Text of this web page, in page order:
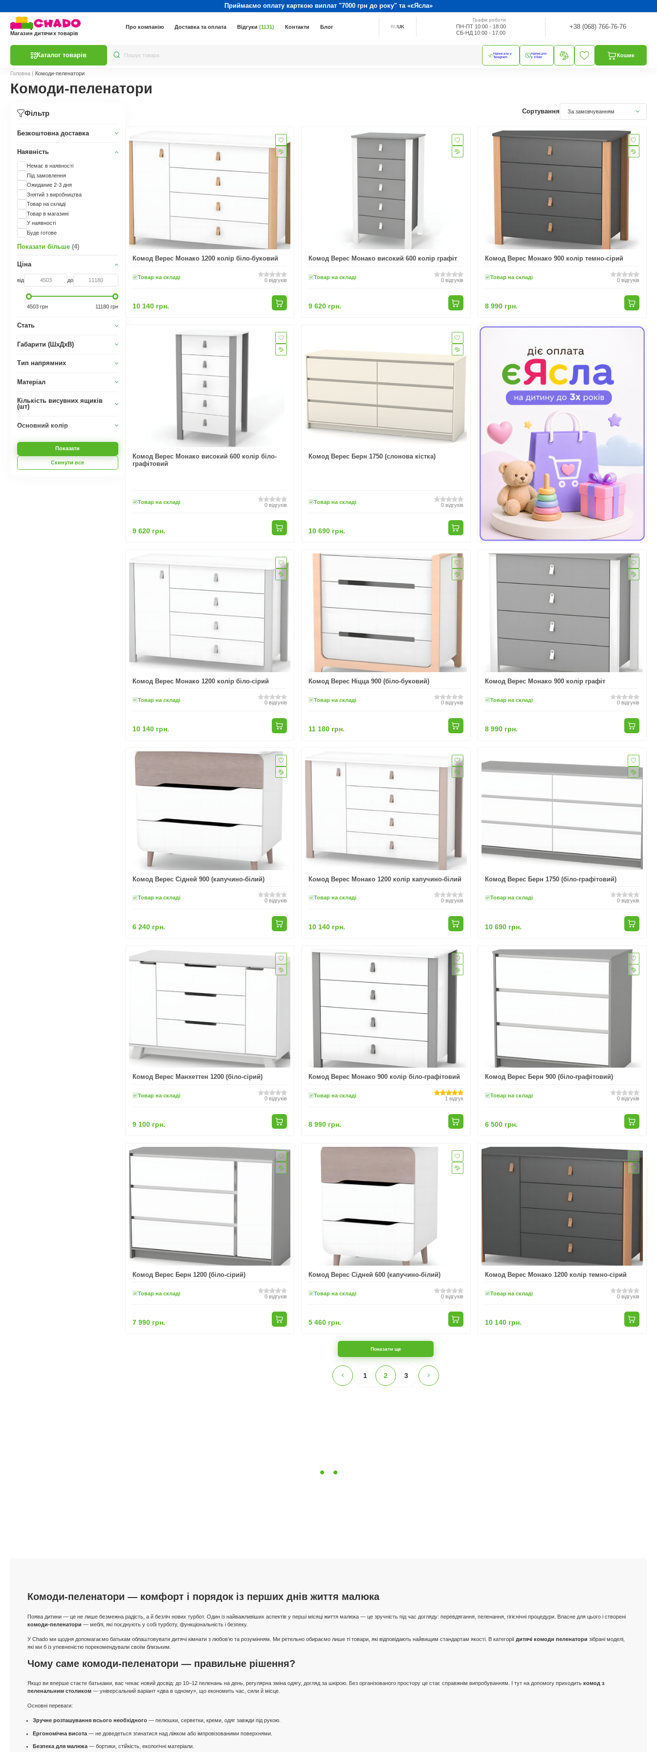
Приймаємо оплату карткою виплат "7000 грн до року" та «єЯсла»
Магазин дитячих товарів
Про компанію Доставка та оплата Відгуки(1131) Контакти Блог RUUK
Графік роботи
ПН-ПТ 10:00 - 18:00
СБ-НД 10:00 - 17:00
+38 (068) 766-76-76
Каталог товарів
Написати у
Telegram
Написати
у Viber
Кошик
Головна | Комоди-пеленатори
Комоди-пеленатори
Фільтр
Безкоштовна доставка
Наявність
Немає в наявності
Під замовлення
Ожидание 2-3 дня
Знятий з виробництва
Товар на складі
Товар в магазині
У наявності
Буде готове
Показати більше (4)
Ціна
від до
4503 грн 11180 грн
Стать
Габарити (ШxДхВ)
Тип напрямних
Матеріал
Кількість висувних ящиків
(шт)
Основний колір
Скинути все
Показати
Сортування За замовчуванням
Комод Верес Монако 1200 колір біло-буковий
Товар на складі 0 відгуків
10 140 грн.
Комод Верес Монако високий 600 колір графіт
Товар на складі 0 відгуків
9 620 грн.
Комод Верес Монако 900 колір темно-сірий
Товар на складі 0 відгуків
8 990 грн.
Комод Верес Монако високий 600 колір біло-
графітовий
Товар на складі 0 відгуків
9 620 грн.
Комод Верес Берн 1750 (слонова кістка)
Товар на складі 0 відгуків
10 690 грн.
Комод Верес Монако 1200 колір біло-сірий
Товар на складі 0 відгуків
10 140 грн.
Комод Верес Ніцца 900 (біло-буковий)
Товар на складі 0 відгуків
11 180 грн.
Комод Верес Монако 900 колір графіт
Товар на складі 0 відгуків
8 990 грн.
Комод Верес Сідней 900 (капучино-білий)
Товар на складі 0 відгуків
6 240 грн.
Комод Верес Монако 1200 колір капучино-білий
Товар на складі 0 відгуків
10 140 грн.
Комод Верес Берн 1750 (біло-графітовий)
Товар на складі 0 відгуків
10 690 грн.
Комод Верес Манхеттен 1200 (біло-сірий)
Товар на складі 0 відгуків
9 100 грн.
Комод Верес Монако 900 колір біло-графітовий
Товар на складі 1 відгук
8 990 грн.
Комод Верес Берн 900 (біло-графітовий)
Товар на складі 0 відгуків
6 500 грн.
Комод Верес Берн 1200 (біло-сірий)
Товар на складі 0 відгуків
7 990 грн.
Комод Верес Сідней 600 (капучино-білий)
Товар на складі 0 відгуків
5 460 грн.
Комод Верес Монако 1200 колір темно-сірий
Товар на складі 0 відгуків
10 140 грн.
Показати ще
1 2 3
Комоди-пеленатори — комфорт і порядок із перших днів життя малюка
Поява дитини — це не лише безмежна радість, а й безліч нових турбот. Один із найважливіших аспектів у перші місяці життя малюка — це зручність під час догляду: перевдягання, пеленання, гігієнічні процедури. Власне для цього і створені
комоди-пеленатори — меблі, які поєднують у собі турботу, функціональність і безпеку.
У Chado ми щодня допомагаємо батькам облаштовувати дитячі кімнати з любов’ю та розумінням. Ми ретельно обираємо лише ті товари, які відповідають найвищим стандартам якості. В категорії дитячі комоди пеленатори зібрані моделі,
які ми б із упевненістю порекомендували своїм близьким.
Чому саме комоди-пеленатори — правильне рішення?
Якщо ви вперше стаєте батьками, вас чекає новий досвід: до 10–12 пеленань на день, регулярна зміна одягу, догляд за шкірою. Без організованого простору це стає справжнім випробуванням. І тут на допомогу приходить комод з
пеленальним столиком — універсальний варіант «два в одному», що економить час, сили й місце.
Основні переваги:
Зручне розташування всього необхідного — пелюшки, серветки, креми, одяг завжди під рукою.
Ергономічна висота — не доведеться згинатися над ліжком або імпровізованими поверхнями.
Безпека для малюка — бортики, стійкість, екологічні матеріали.